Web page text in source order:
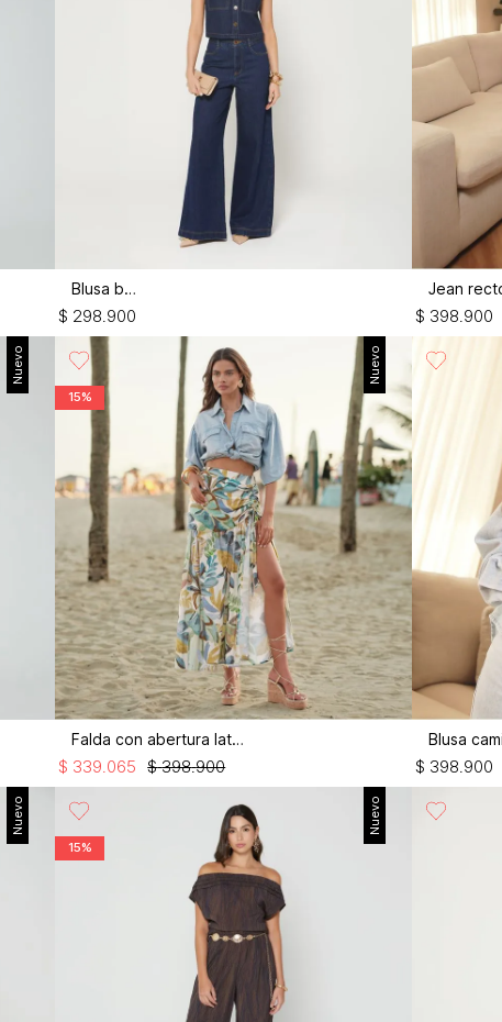
Blusa boxy
$ 298.900 $ 398.900
Nuevo Nuevo
15%
Falda con abertura lateral
$ 398.900
$ 339.065 $ 398.900
Nuevo Nuevo
15%